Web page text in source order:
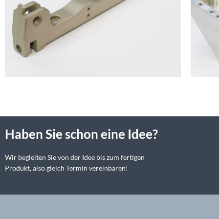
Haben Sie schon eine Idee?
Wir begleiten Sie von der Idee bis zum fertigen
Produkt, also gleich Termin vereinbaren!